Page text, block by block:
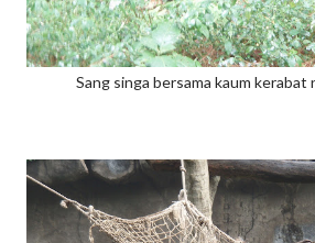
Sang singa bersama kaum kerabat